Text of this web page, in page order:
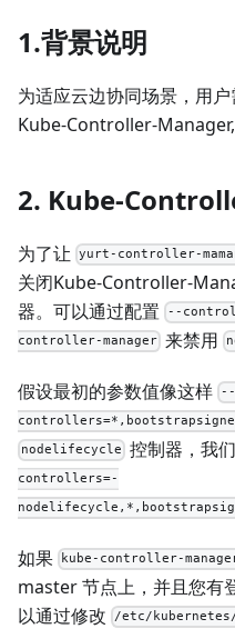
1.背景说明
为适应云边协同场景，用
Kube-Controller-Manager,
2. Kube-
为了让 yurt-controller-
关闭Kube-Controller-
器。可以通过配置
--
controller-manager 来禁用
假设最初的参数值像这样
--
nodelifecycle 控制器，我
controllers=-
如果 kube-controller-
master 节点上，并且您有
以通过修改
/etc/